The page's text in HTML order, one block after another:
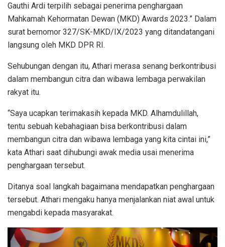
Gauthi Ardi terpilih sebagai penerima penghargaan
Mahkamah Kehormatan Dewan (MKD) Awards 2023.” Dalam
surat bernomor 327/SK-MKD/IX/2023 yang ditandatangani
langsung oleh MKD DPR RI.
Sehubungan dengan itu, Athari merasa senang berkontribusi
dalam membangun citra dan wibawa lembaga perwakilan
rakyat itu.
“Saya ucapkan terimakasih kepada MKD. Alhamdulillah,
tentu sebuah kebahagiaan bisa berkontribusi dalam
membangun citra dan wibawa lembaga yang kita cintai ini,”
kata Athari saat dihubungi awak media usai menerima
penghargaan tersebut.
Ditanya soal langkah bagaimana mendapatkan penghargaan
tersebut. Athari mengaku hanya menjalankan niat awal untuk
mengabdi kepada masyarakat.